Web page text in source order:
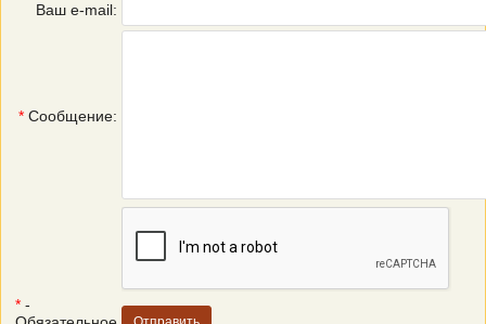
Ваш e-mail:
* Сообщение:
* -